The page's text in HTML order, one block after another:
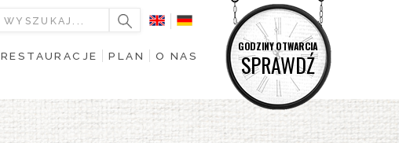
GODZINY OTWARCIA
SPRAWDŹ
RESTAURACJE PLAN O NAS